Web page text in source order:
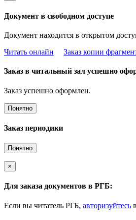
Документ в свободном доступе
Документ находится в открытом
Читать онлайн
Заказ копии
Заказ в читальный зал успешно
Заказ успешно оформлен.
Понятно
Заказ периодики
Понятно
×
Для заказа документов в РГБ:
Если вы читатель РГБ, авторизуйтесь